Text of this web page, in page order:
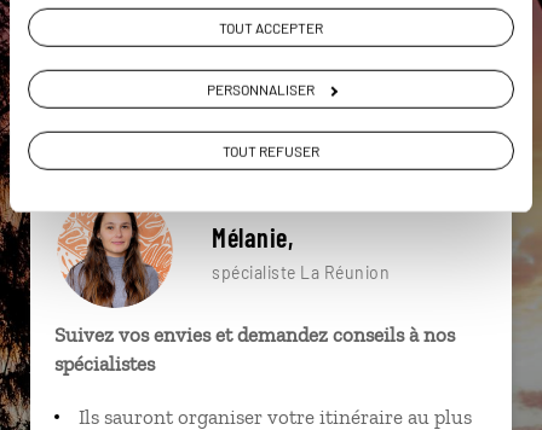
TOUT ACCEPTER
PERSONNALISER
TOUT REFUSER
Cité du Volcan Archipel des Mascareignes
Cilaos Col des boeufs Archipel des Mascareignes
Mélanie,
spécialiste La Réunion
Suivez vos envies et demandez conseils à nos
spécialistes
Ils sauront organiser votre itinéraire au plus